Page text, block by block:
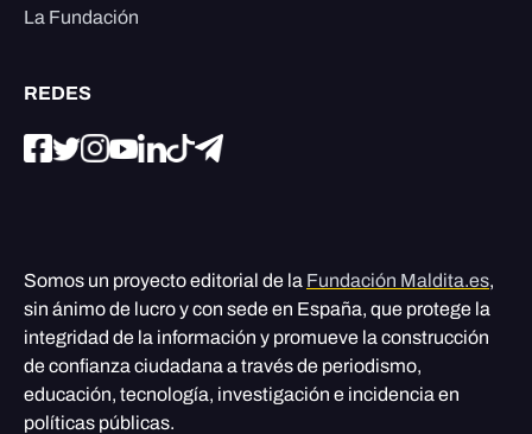
La Fundación
REDES
Somos un proyecto editorial de la Fundación Maldita.es,
sin ánimo de lucro y con sede en España, que protege la
integridad de la información y promueve la construcción
de confianza ciudadana a través de periodismo,
educación, tecnología, investigación e incidencia en
políticas públicas.